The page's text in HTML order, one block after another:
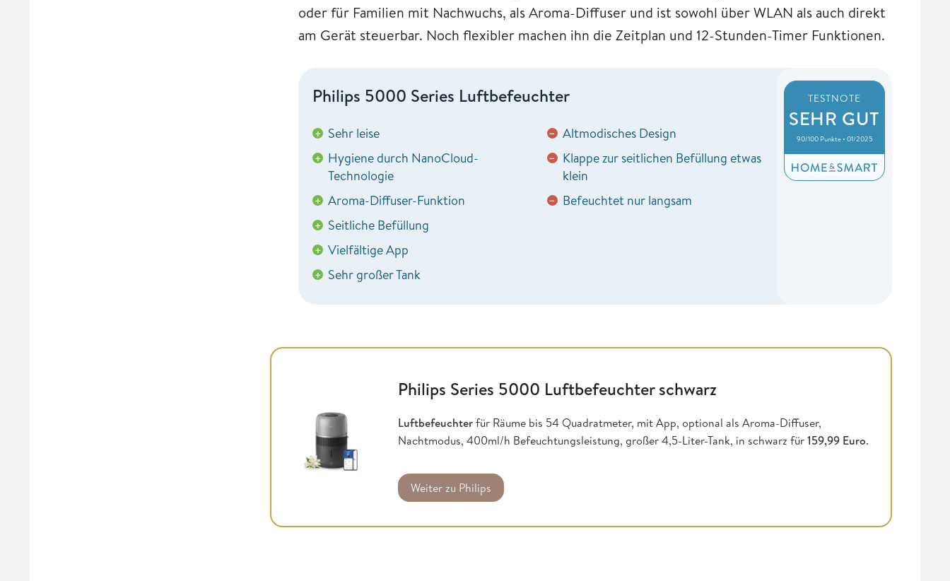
oder für Familien mit Nachwuchs, als Aroma-Diffuser und ist sowohl über WLAN als auch direkt
am Gerät steuerbar. Noch flexibler machen ihn die Zeitplan und 12-Stunden-Timer Funktionen.
Philips 5000 Series Luftbefeuchter
+ Sehr leise
+ Hygiene durch NanoCloud-
Technologie
+ Aroma-Diffuser-Funktion
+ Seitliche Befüllung
+ Vielfältige App
+ Sehr großer Tank
− Altmodisches Design
− Klappe zur seitlichen Befüllung etwas
klein
− Befeuchtet nur langsam
TESTNOTE
SEHR GUT
90/100 Punkte • 01/2025
Philips Series 5000 Luftbefeuchter schwarz
Luftbefeuchterfür Räume bis 54 Quadratmeter, mit App, optional als Aroma-Diffuser,
Nachtmodus, 400ml/h Befeuchtungsleistung, großer 4,5-Liter-Tank, in schwarz für159,99 Euro.
Weiter zu Philips